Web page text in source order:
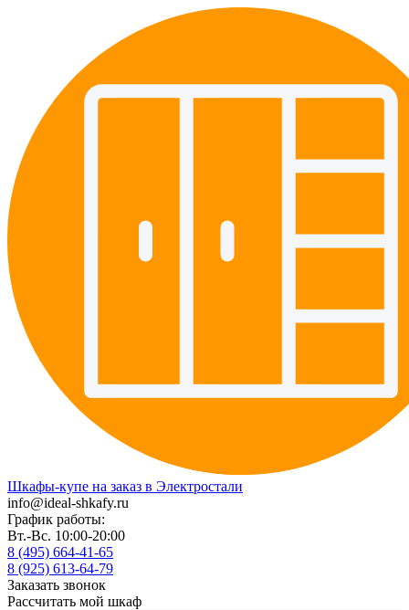
Шкафы-купе на заказ в Электростали
info@ideal-shkafy.ru
График работы:
Вт.-Вс. 10:00-20:00
8 (495) 664-41-65
8 (925) 613-64-79
Заказать звонок
Рассчитать мой шкаф